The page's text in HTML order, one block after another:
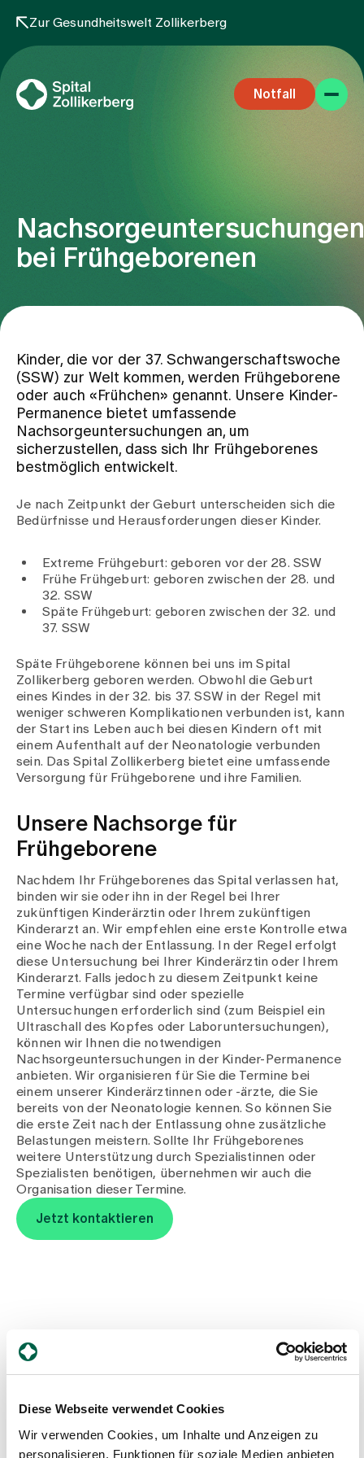
Diese Webseite verwendet Cookies
Wir verwenden Cookies, um Inhalte und Anzeigen zu
personalisieren, Funktionen für soziale Medien anbieten
Zur Gesundheitswelt Zollikerberg
Notfall
Fachbereiche
Team
Zuweisende
Events
Über uns
Aktuelles
Jobs & Karriere
Kontakt
Babygalerie
Blog
Medien
Publikationen
Nachsorgeuntersuchungen
bei Frühgeborenen
Kinder, die vor der 37. Schwangerschaftswoche
(SSW) zur Welt kommen, werden Frühgeborene
oder auch «Frühchen» genannt. Unsere Kinder-
Permanence bietet umfassende
Nachsorgeuntersuchungen an, um
sicherzustellen, dass sich Ihr Frühgeborenes
bestmöglich entwickelt.
Je nach Zeitpunkt der Geburt unterscheiden sich die
Bedürfnisse und Herausforderungen dieser Kinder.
Extreme Frühgeburt: geboren vor der 28. SSW
Frühe Frühgeburt: geboren zwischen der 28. und
32. SSW
Späte Frühgeburt: geboren zwischen der 32. und
37. SSW
Späte Frühgeborene können bei uns im Spital
Zollikerberg geboren werden. Obwohl die Geburt
eines Kindes in der 32. bis 37. SSW in der Regel mit
weniger schweren Komplikationen verbunden ist, kann
der Start ins Leben auch bei diesen Kindern oft mit
einem Aufenthalt auf der Neonatologie verbunden
sein. Das Spital Zollikerberg bietet eine umfassende
Versorgung für Frühgeborene und ihre Familien.
Unsere Nachsorge für
Frühgeborene
Nachdem Ihr Frühgeborenes das Spital verlassen hat,
binden wir sie oder ihn in der Regel bei Ihrer
zukünftigen Kinderärztin oder Ihrem zukünftigen
Kinderarzt an. Wir empfehlen eine erste Kontrolle etwa
eine Woche nach der Entlassung. In der Regel erfolgt
diese Untersuchung bei Ihrer Kinderärztin oder Ihrem
Kinderarzt. Falls jedoch zu diesem Zeitpunkt keine
Termine verfügbar sind oder spezielle
Untersuchungen erforderlich sind (zum Beispiel ein
Ultraschall des Kopfes oder Laboruntersuchungen),
können wir Ihnen die notwendigen
Nachsorgeuntersuchungen in der Kinder-Permanence
anbieten. Wir organisieren für Sie die Termine bei
einem unserer Kinderärztinnen oder -ärzte, die Sie
bereits von der Neonatologie kennen. So können Sie
die erste Zeit nach der Entlassung ohne zusätzliche
Belastungen meistern. Sollte Ihr Frühgeborenes
weitere Unterstützung durch Spezialistinnen oder
Spezialisten benötigen, übernehmen wir auch die
Organisation dieser Termine.
Jetzt kontaktieren